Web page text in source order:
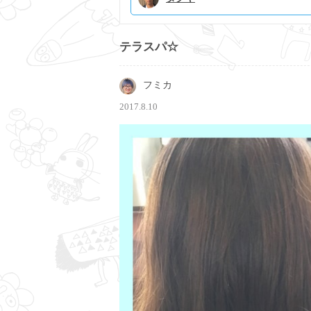
テラスパ☆
フミカ
2017.8.10